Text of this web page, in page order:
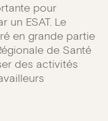
pour
un ESAT. Le
en grande partie
de Santé
des activités